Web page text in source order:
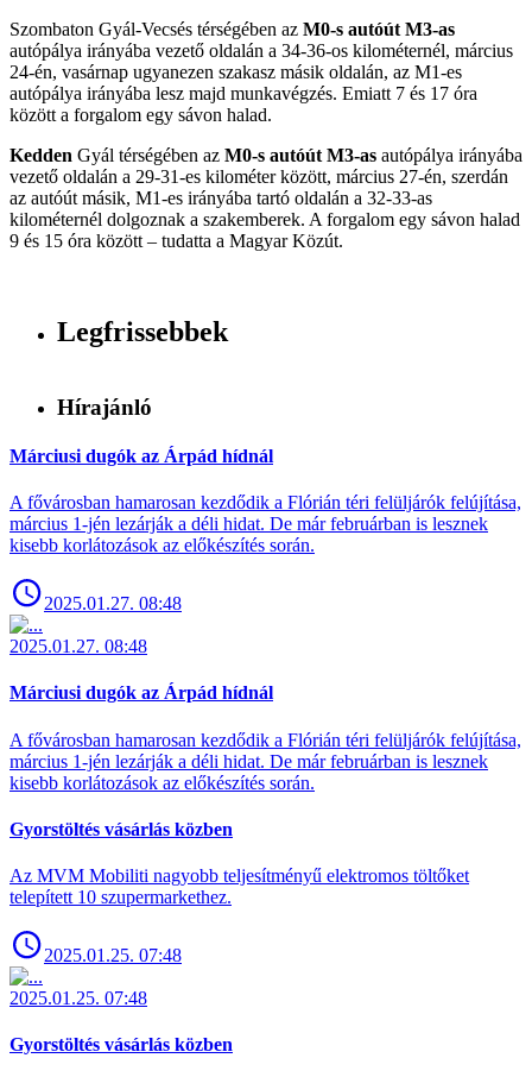
Szombaton Gyál-Vecsés térségében az M0-s autóút M3-as
autópálya irányába vezető oldalán a 34-36-os kilométernél, március
24-én, vasárnap ugyanezen szakasz másik oldalán, az M1-es
autópálya irányába lesz majd munkavégzés. Emiatt 7 és 17 óra
között a forgalom egy sávon halad.
Kedden Gyál térségében az M0-s autóút M3-as autópálya irányába
vezető oldalán a 29-31-es kilométer között, március 27-én, szerdán
az autóút másik, M1-es irányába tartó oldalán a 32-33-as
kilométernél dolgoznak a szakemberek. A forgalom egy sávon halad
9 és 15 óra között – tudatta a Magyar Közút.
Legfrissebbek
Hírajánló
Márciusi dugók az Árpád hídnál
A fővárosban hamarosan kezdődik a Flórián téri felüljárók felújítása,
március 1-jén lezárják a déli hidat. De már februárban is lesznek
kisebb korlátozások az előkészítés során.
2025.01.27. 08:48
2025.01.27. 08:48
Márciusi dugók az Árpád hídnál
A fővárosban hamarosan kezdődik a Flórián téri felüljárók felújítása,
március 1-jén lezárják a déli hidat. De már februárban is lesznek
kisebb korlátozások az előkészítés során.
Gyorstöltés vásárlás közben
Az MVM Mobiliti nagyobb teljesítményű elektromos töltőket
telepített 10 szupermarkethez.
2025.01.25. 07:48
2025.01.25. 07:48
Gyorstöltés vásárlás közben